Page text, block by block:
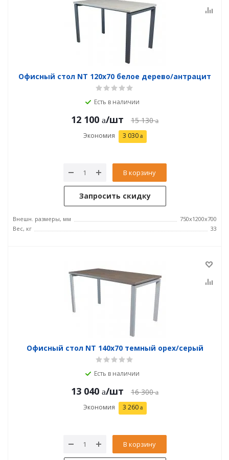
Офисный стол NT 120x70 белое дерево/антрацит
Есть в наличии
12 100 /шт 15 130
Экономия 3 030
В корзину
Запросить скидку
Внешн. размеры, мм
750x1200x700
Вес, кг
33
Офисный стол NT 140x70 темный орех/серый
Есть в наличии
13 040 /шт 16 300
Экономия 3 260
В корзину